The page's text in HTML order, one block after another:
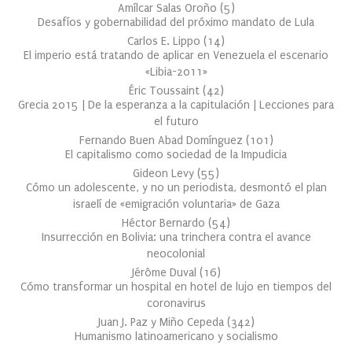
Amílcar Salas Oroño (5)
Desafíos y gobernabilidad del próximo mandato de Lula
Carlos E. Lippo (14)
El imperio está tratando de aplicar en Venezuela el escenario
«Libia-2011»
Éric Toussaint (42)
Grecia 2015 | De la esperanza a la capitulación | Lecciones para
el futuro
Fernando Buen Abad Domínguez (101 )
El capitalismo como sociedad de la Impudicia
Gideon Levy (55)
Cómo un adolescente, y no un periodista, desmontó el plan
israelí de «emigración voluntaria» de Gaza
Héctor Bernardo (54)
Insurrección en Bolivia: una trinchera contra el avance
neocolonial
Jérôme Duval (16)
Cómo transformar un hospital en hotel de lujo en tiempos del
coronavirus
Juan J. Paz y Miño Cepeda (342)
Humanismo latinoamericano y socialismo